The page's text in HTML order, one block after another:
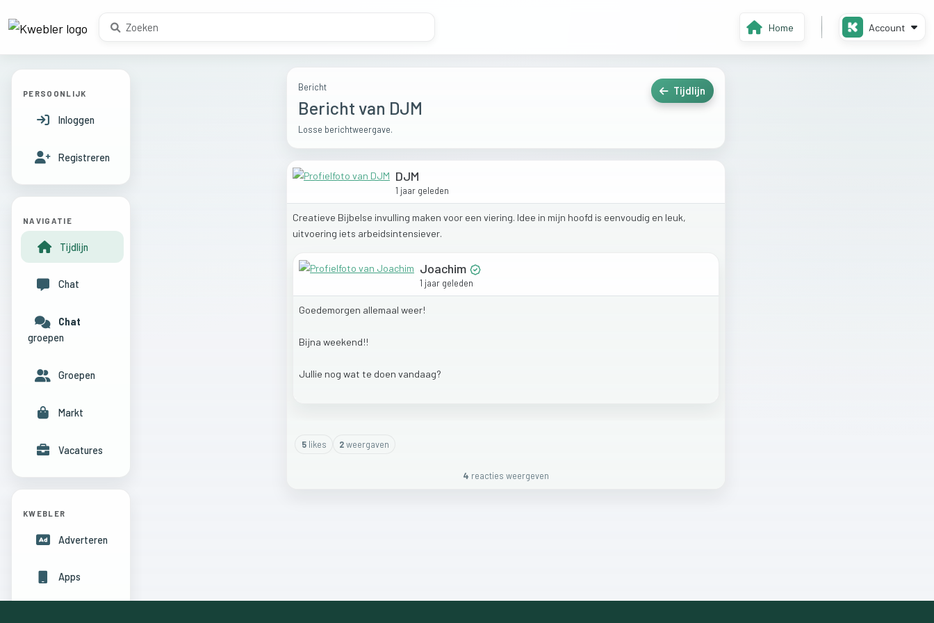
Home Account
Bericht
Bericht van DJM
Losse berichtweergave.
Tijdlijn
DJM
1 jaar geleden
Creatieve Bijbelse invulling maken voor een viering. Idee in mijn hoofd is eenvoudig en leuk,
uitvoering iets arbeidsintensiever.
Joachim
1 jaar geleden
Goedemorgen allemaal weer!
Bijna weekend!!
Jullie nog wat te doen vandaag?
5likes 2weergaven
4 reacties weergeven
PERSOONLIJK
Inloggen
Registreren
NAVIGATIE
Tijdlijn
Chat
Chat
groepen
Groepen
Markt
Vacatures
KWEBLER
Adverteren
Apps